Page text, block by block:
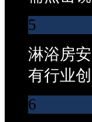
5
淋浴房
有行业
6